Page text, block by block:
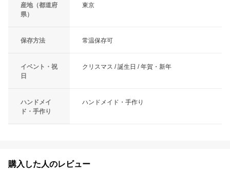
産地（都道府
県）
東京
保存方法 常温保存可
イベント・祝
日
クリスマス / 誕生日 / 年賀・新年
ハンドメイ
ド・手作り
ハンドメイド・手作り
購入した人のレビュー